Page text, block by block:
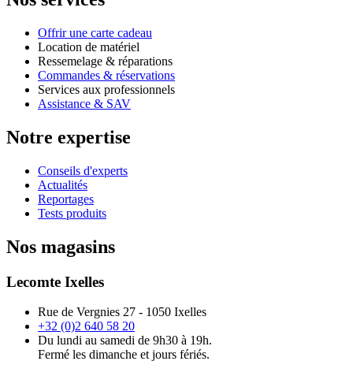
Offrir une carte cadeau
Location de matériel
Ressemelage & réparations
Commandes & réservations
Services aux professionnels
Assistance & SAV
Notre expertise
Conseils d'experts
Actualités
Reportages
Tests produits
Nos magasins
Lecomte Ixelles
Rue de Vergnies 27 - 1050 Ixelles
+32 (0)2 640 58 20
Du lundi au samedi de 9h30 à 19h.
Fermé les dimanche et jours fériés.